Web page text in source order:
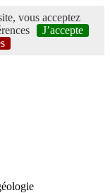
vous acceptez
J’accepte